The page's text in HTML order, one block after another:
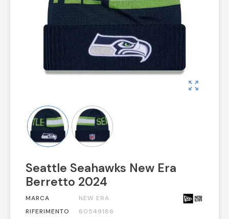
zoom_out_map
Seattle Seahawks New Era
Berretto 2024
MARCA
NEW ERA
RIFERIMENTO
60549186